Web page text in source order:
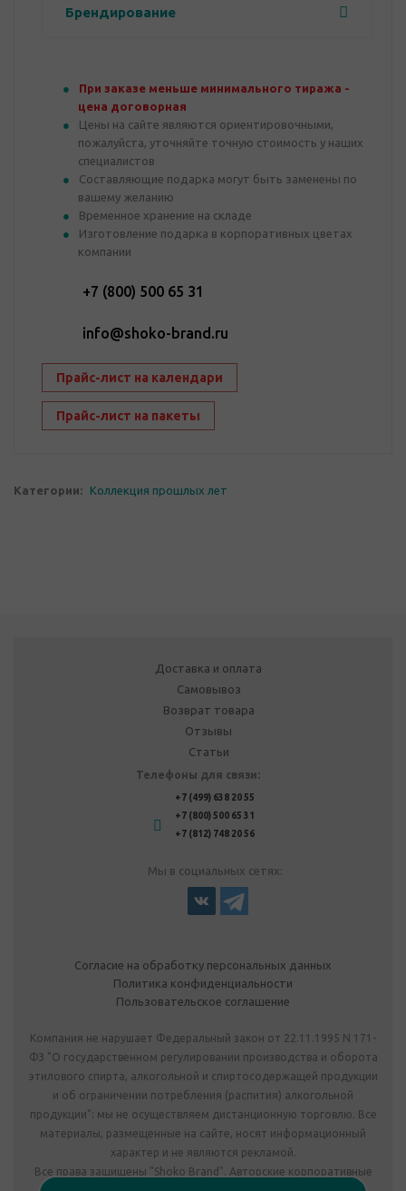
Брендирование
При заказе меньше минимального тиража -
цена договорная
Цены на сайте являются ориентировочными,
пожалуйста, уточняйте точную стоимость у наших
специалистов
Составляющие подарка могут быть заменены по
вашему желанию
Временное хранение на складе
Изготовление подарка в корпоративных цветах
компании
+7 (800) 500 65 31
info@shoko-brand.ru
Прайс-лист на календари
Прайс-лист на пакеты
Категории: Коллекция прошлых лет
Доставка и оплата
Самовывоз
Возврат товара
Отзывы
Статьи
Телефоны для связи:
+7 (499) 638 20 55
+7 (800) 500 65 31
+7 (812) 748 20 56
Мы в социальных сетях:
Согласие на обработку персональных данных
Политика конфиденциальности
Пользовательское соглашение
Компания не нарушает Федеральный закон от 22.11.1995 N 171-
ФЗ "О государственном регулировании производства и оборота
этилового спирта, алкогольной и спиртосодержащей продукции
и об ограничении потребления (распития) алкогольной
продукции": мы не осуществляем дистанционную торговлю. Все
материалы, размещенные на сайте, носят информационный
характер и не являются рекламой.
Все права защищены "Shoko Brand". Авторские корпоративные